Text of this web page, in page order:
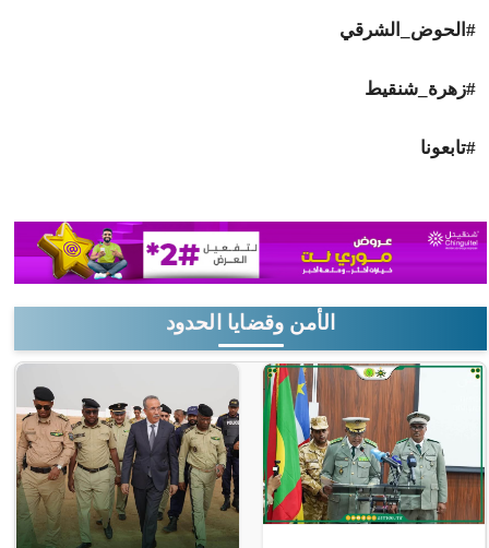
#الحوض_الشرقي
#زهرة_شنقيط
#تابعونا
الأمن وقضايا الحدود